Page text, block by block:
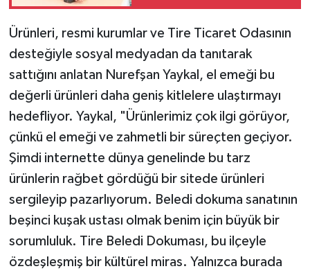
Ürünleri, resmi kurumlar ve Tire Ticaret Odasının
desteğiyle sosyal medyadan da tanıtarak
sattığını anlatan Nurefşan Yaykal, el emeği bu
değerli ürünleri daha geniş kitlelere ulaştırmayı
hedefliyor. Yaykal, "Ürünlerimiz çok ilgi görüyor,
çünkü el emeği ve zahmetli bir süreçten geçiyor.
Şimdi internette dünya genelinde bu tarz
ürünlerin rağbet gördüğü bir sitede ürünleri
sergileyip pazarlıyorum. Beledi dokuma sanatının
beşinci kuşak ustası olmak benim için büyük bir
sorumluluk. Tire Beledi Dokuması, bu ilçeyle
özdeşleşmiş bir kültürel miras. Yalnızca burada